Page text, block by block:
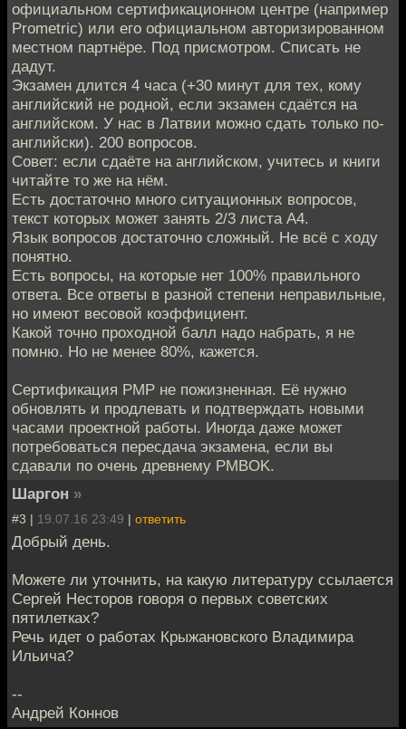
официальном сертификационном центре (например
Prometric) или его официальном авторизированном
местном партнёре. Под присмотром. Списать не
дадут.
Экзамен длится 4 часа (+30 минут для тех, кому
английский не родной, если экзамен сдаётся на
английском. У нас в Латвии можно сдать только по-
английски). 200 вопросов.
Совет: если сдаёте на английском, учитесь и книги
читайте то же на нём.
Есть достаточно много ситуационных вопросов,
текст которых может занять 2/3 листа А4.
Язык вопросов достаточно сложный. Не всё с ходу
понятно.
Есть вопросы, на которые нет 100% правильного
ответа. Все ответы в разной степени неправильные,
но имеют весовой коэффициент.
Какой точно проходной балл надо набрать, я не
помню. Но не менее 80%, кажется.
Сертификация PMP не пожизненная. Её нужно
обновлять и продлевать и подтверждать новыми
часами проектной работы. Иногда даже может
потребоваться пересдача экзамена, если вы
сдавали по очень древнему PMBOK.
Шаргон »
#3 | 19.07.16 23:49 | ответить
Добрый день.
Можете ли уточнить, на какую литературу ссылается
Сергей Несторов говоря о первых советских
пятилетках?
Речь идет о работах Крыжановского Владимира
Ильича?
--
Андрей Коннов